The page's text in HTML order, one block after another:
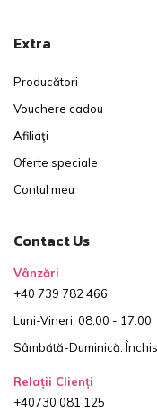
Extra
Producători
Vouchere cadou
Afiliaţi
Oferte speciale
Contul meu
Contact Us
Vânzări
+40 739 782 466
Luni-Vineri: 08:00 - 17:00
Sâmbătă-Duminică: Închis
Relații Clienți
+40730 081 125